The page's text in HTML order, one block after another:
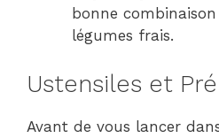
bonne
légumes frais.
Ustensiles et
Avant de vous lancer